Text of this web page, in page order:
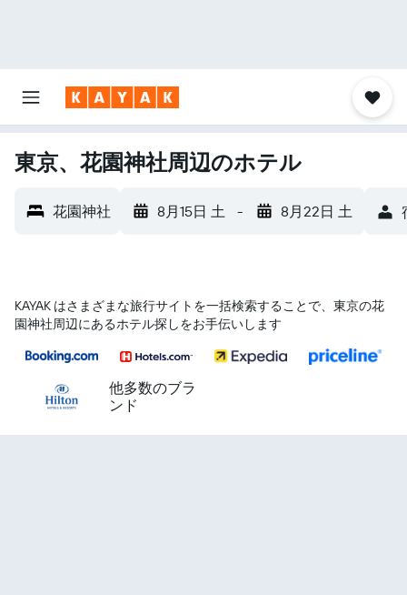
東京、花園神社周辺のホテル
花園神社 8月15日 土 - 8月22日 土
KAYAK はさまざまな旅行サイトを一括検索することで、東京​の花
園神社​周辺にあるホテル探しをお手伝いします
他多数のブラ
ンド